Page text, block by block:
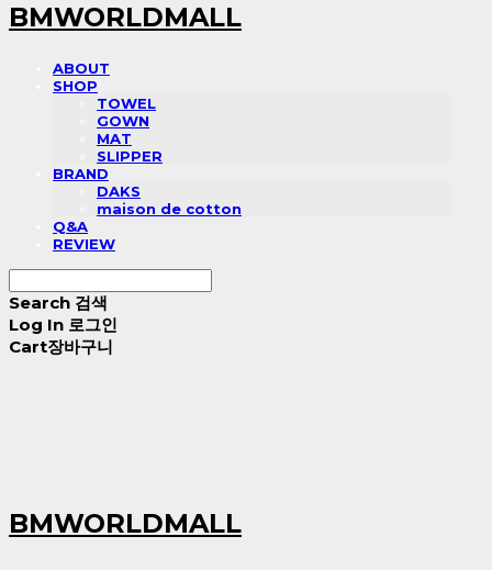
BMWORLDMALL
ABOUT
SHOP
TOWEL
GOWN
MAT
SLIPPER
BRAND
DAKS
maison de cotton
Q&A
REVIEW
Search 검색
Log In 로그인
Cart장바구니
BMWORLDMALL